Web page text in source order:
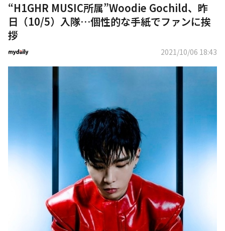
“H1GHR MUSIC所属”Woodie Gochild、昨
日（10/5）入隊…個性的な手紙でファンに挨
拶
2021/10/06 18:43